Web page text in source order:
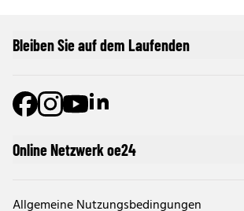
Online Netzwerk oe24
Allgemeine Nutzungsbedingungen
Bleiben Sie auf dem Laufenden